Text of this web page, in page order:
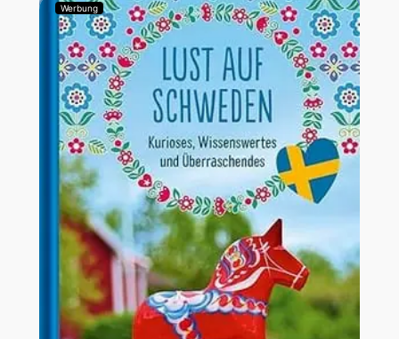
Werbung